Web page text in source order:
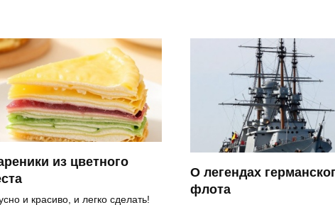
из цветного
и красиво, и легко сделать!
О легендах
флота